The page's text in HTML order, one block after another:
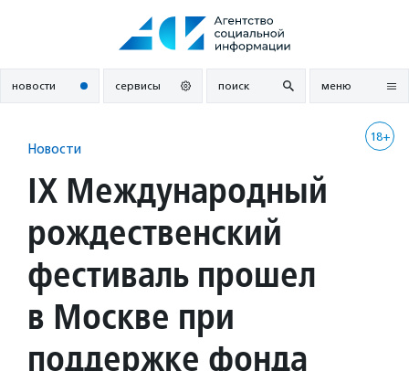
новости сервисы поиск меню
18+
Новости
IX Международный
рождественский
фестиваль прошел
в Москве при
поддержке фонда